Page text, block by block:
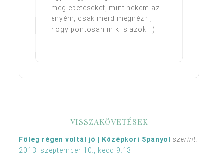
meglepetéseket, mint nekem az
enyém, csak merd megnézni,
hogy pontosan mik is azok! :)
VISSZAKÖVETÉSEK
Főleg régen voltál jó | Középkori Spanyol
szerint:
2013. szeptember 10., kedd 9:13